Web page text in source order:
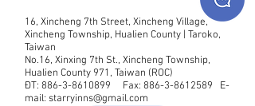
16, Xincheng 7th Street, Xincheng Village,
Xincheng Township, Hualien County | Taroko,
Taiwan
No.16, Xinxing 7th St., Xincheng Township,
Hualien County 971, Taiwan (ROC)
ĐT: 886-3-8610899 Fax: 886-3-8612589 E-
mail: starryinns@gmail.com